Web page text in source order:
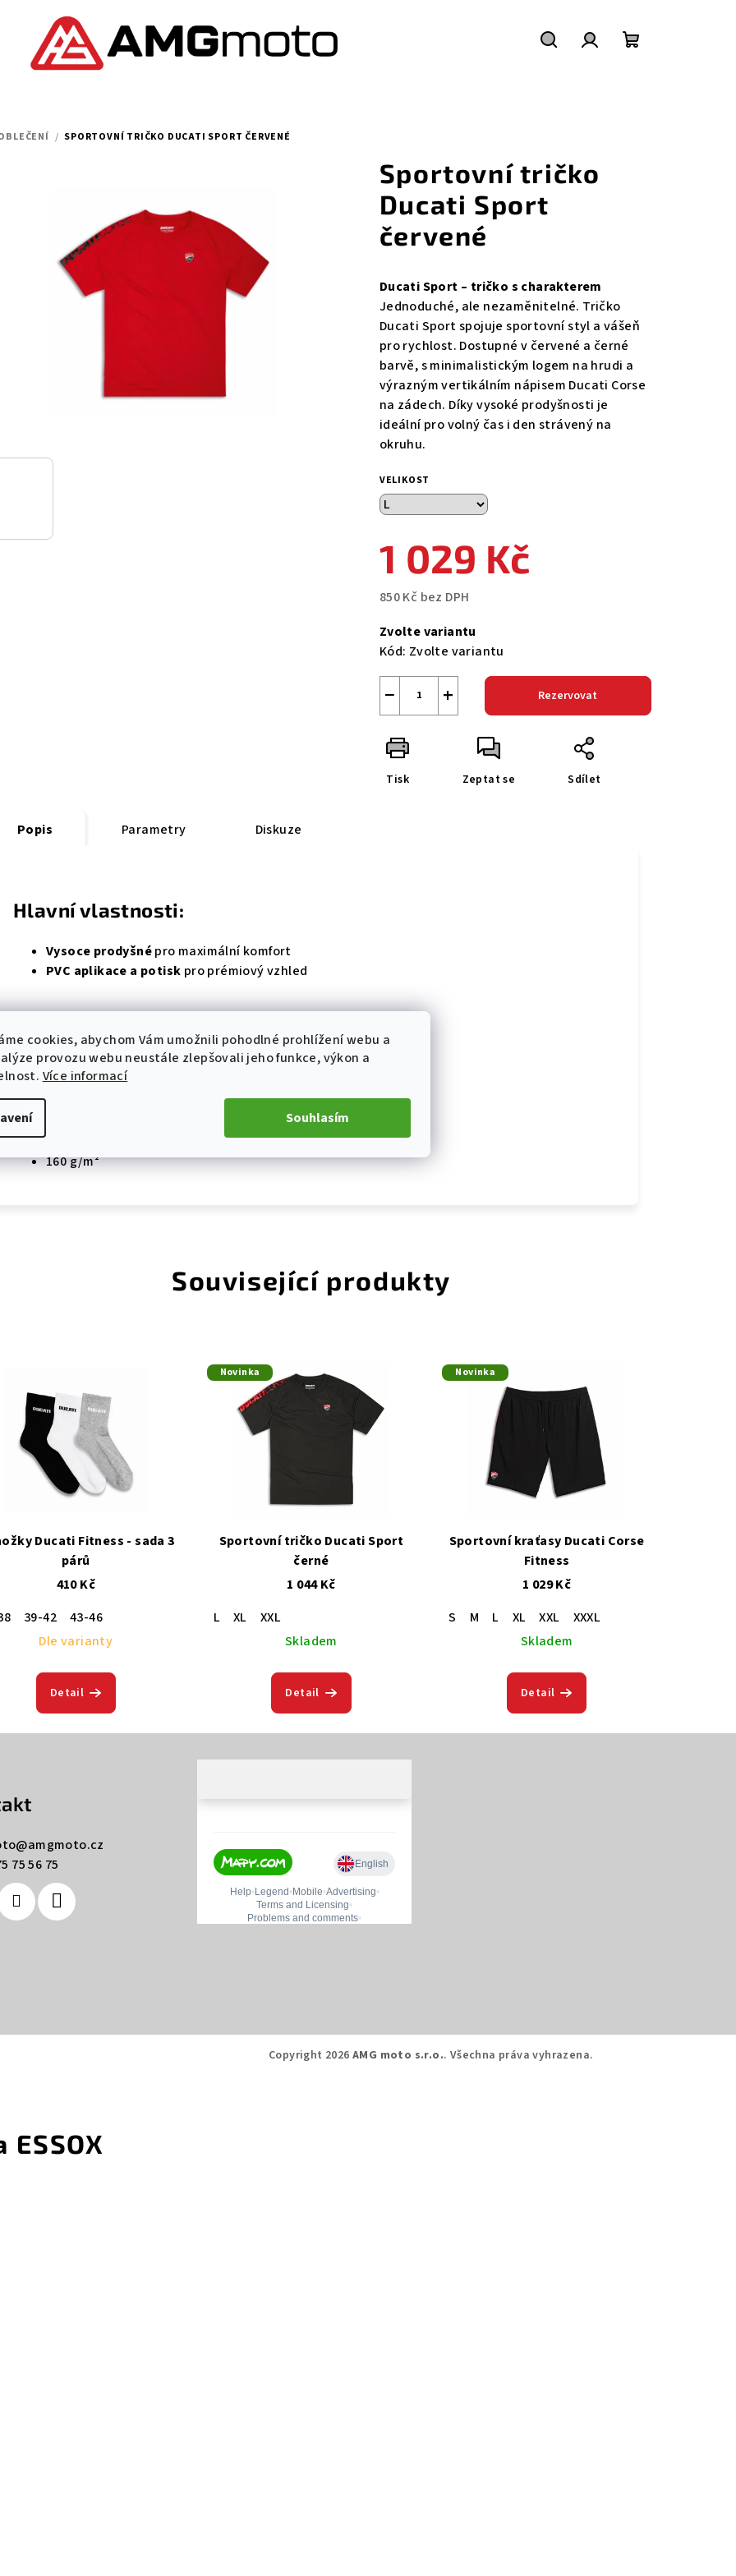
cookies, abychom Vám umožnili pohodlné prohlížení webu a
provozu webu neustále zlepšovali jeho funkce, výkon a
Více informací
Souhlasím
/ SPORTOVNÍ TRIČKO DUCATI SPORT ČERVENÉ
Sportovní tričko
Ducati Sport
červené
Ducati Sport – tričko s charakterem
Jednoduché, ale nezaměnitelné. Tričko
Ducati Sport spojuje sportovní styl a vášeň
pro rychlost. Dostupné v červené a černé
barvě, s minimalistickým logem na hrudi a
výrazným vertikálním nápisem Ducati Corse
na zádech. Díky vysoké prodyšnosti je
ideální pro volný čas i den strávený na
okruhu.
VELIKOST
1 029 Kč
850 Kč bez DPH
cena:
Zvolte variantu
Kód: Zvolte variantu
+
− Rezervovat
Tisk Zeptat se Sdílet
Popis Parametry Diskuze
Hlavní vlastnosti:
Vysoce prodyšnépro maximální komfort
PVC aplikace a potisk pro prémiový vzhled
88 % polyester, 12 % elastan
Gramáž:
160 g/m²
Související produkty
Ducati Fitness - sada 3
párů
410 Kč
39-42
43-46
Dle varianty
Detail
Novinka
Sportovní tričko Ducati Sport
černé
1 044 Kč
L
XL
XXL
Skladem
Detail
Novinka
Sportovní kraťasy Ducati Corse
Fitness
1 029 Kč
S
M L XL XXL
XXXL
Skladem
Detail
@amgmoto.cz
75 56 75
Copyright 2026 AMG moto s.r.o.. Všechna práva vyhrazena.